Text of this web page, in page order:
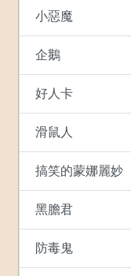
小惡魔
企鵝
好人卡
滑鼠人
搞笑的蒙娜麗妙
黑膽君
防毒鬼